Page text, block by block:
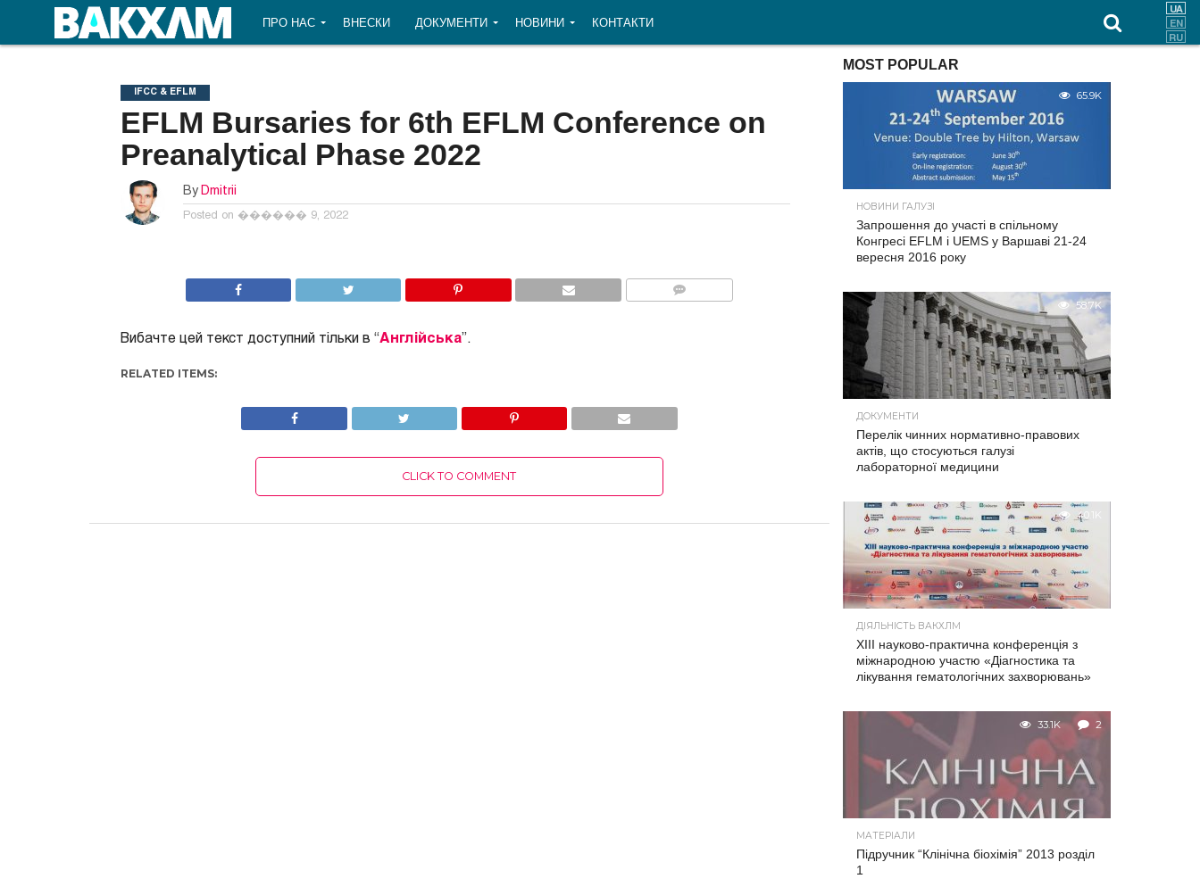
ПРО НАС ВНЕСКИ ДОКУМЕНТИ НОВИНИ КОНТАКТИ
IFCC & EFLM
EFLM Bursaries for 6th EFLM Conference on
Preanalytical Phase 2022
By Dmitrii
Posted on ������ 9, 2022
Вибачте цей текст доступний тільки в “Англійська”.
RELATED ITEMS:
CLICK TO COMMENT
MOST POPULAR
65.9K
НОВИНИ ГАЛУЗІ
Запрошення до участі в спільному
Конгресі EFLM і UEMS у Варшаві 21-24
вересня 2016 року
58.7K
ДОКУМЕНТИ
Перелік чинних нормативно-правових
актів, що стосуються галузі
лабораторної медицини
40.1K
ДІЯЛЬНІСТЬ ВАКХЛМ
XIII науково-практична конференція з
міжнародною участю «Діагностика та
лікування гематологічних захворювань»
33.1K 2
МАТЕРІАЛИ
Підручник “Клінічна біохімія” 2013 розділ
1